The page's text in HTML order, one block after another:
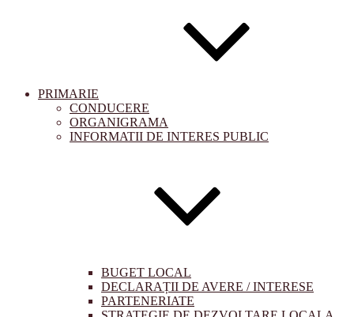
PRIMARIE
CONDUCERE
ORGANIGRAMA
INFORMATII DE INTERES PUBLIC
BUGET LOCAL
DECLARAȚII DE AVERE / INTERESE
PARTENERIATE